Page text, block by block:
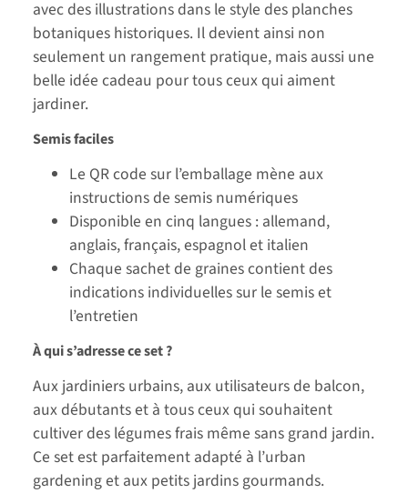
avec des illustrations dans le style des planches
botaniques historiques. Il devient ainsi non
seulement un rangement pratique, mais aussi une
belle idée cadeau pour tous ceux qui aiment
jardiner.
Semis faciles
Le QR code sur l’emballage mène aux
instructions de semis numériques
Disponible en cinq langues : allemand,
anglais, français, espagnol et italien
Chaque sachet de graines contient des
indications individuelles sur le semis et
l’entretien
À qui s’adresse ce set ?
Aux jardiniers urbains, aux utilisateurs de balcon,
aux débutants et à tous ceux qui souhaitent
cultiver des légumes frais même sans grand jardin.
Ce set est parfaitement adapté à l’urban
gardening et aux petits jardins gourmands.